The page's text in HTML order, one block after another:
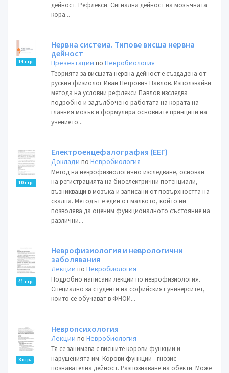
дейност. Рефлекси. Сигнална дейност на мозъчната
кора...
14 стр.
Нервна система. Типове висша нервна
дейност
Презентации поНевробиология
Теорията за висшата нервна дейност е създадена от
руския физиолог Иван Петрович Павлов. Използвайки
метода на условни рефлекси Павлов изследва
подробно и задълбочено работата на кората на
главния мозък и формулира основните принципи на
учението...
10 стр.
Електроенцефалография (ЕЕГ)
Доклади поНевробиология
Метод на неврофизиологично изследване, основан
на регистрацията на биоелектрични потенциали,
възникващи в мозъка и записани от повърхността на
скалпа. Методът е един от малкото, който ни
позволява да оценим функционалното състояние на
различни...
41 стр.
Неврофизиология и неврологични
заболявания
Лекции поНевробиология
Подробно написани лекции по неврофизиология.
Специално за студенти на софийският университет,
които се обучават в ФНОИ...
8 стр.
Невропсихология
Лекции поНевробиология
Тя се занимава с висшите корови функции и
нарушенията им. Корови функции - гнозис-
познавателна дейност. Разпознаване на обекти. Може